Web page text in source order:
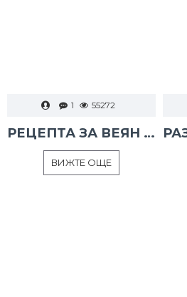
1 55272
РЕЦЕПТА ЗА ВЕЯН ПАЛАМУД
ВИЖТЕ ОЩЕ